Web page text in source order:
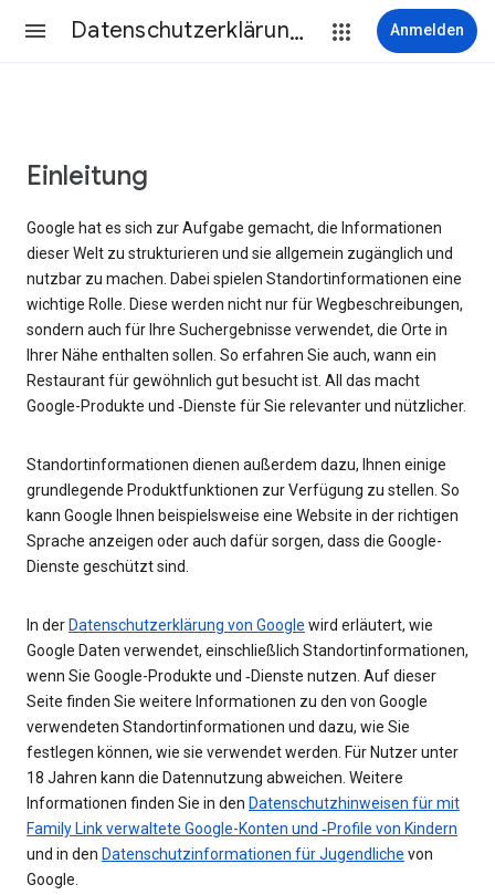
Datenschutzerklärung & Nutzungsbedingungen Anmelden
Einleitung
Google hat es sich zur Aufgabe gemacht, die Informationen
dieser Welt zu strukturieren und sie allgemein zugänglich und
nutzbar zu machen. Dabei spielen Standortinformationen eine
wichtige Rolle. Diese werden nicht nur für Wegbeschreibungen,
sondern auch für Ihre Suchergebnisse verwendet, die Orte in
Ihrer Nähe enthalten sollen. So erfahren Sie auch, wann ein
Restaurant für gewöhnlich gut besucht ist. All das macht
Google-Produkte und ‑Dienste für Sie relevanter und nützlicher.
Standortinformationen dienen außerdem dazu, Ihnen einige
grundlegende Produktfunktionen zur Verfügung zu stellen. So
kann Google Ihnen beispielsweise eine Website in der richtigen
Sprache anzeigen oder auch dafür sorgen, dass die Google-
Dienste geschützt sind.
In der Datenschutzerklärung von Google wird erläutert, wie
Google Daten verwendet, einschließlich Standortinformationen,
wenn Sie Google-Produkte und ‑Dienste nutzen. Auf dieser
Seite finden Sie weitere Informationen zu den von Google
verwendeten Standortinformationen und dazu, wie Sie
festlegen können, wie sie verwendet werden. Für Nutzer unter
18 Jahren kann die Datennutzung abweichen. Weitere
Informationen finden Sie in den Datenschutzhinweisen für mit
Family Link verwaltete Google-Konten und ‑Profile von Kindern
und in den Datenschutzinformationen für Jugendliche von
Google.